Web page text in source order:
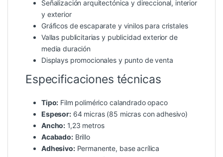
Señalización arquitectónica y direccional, interior
y exterior
Gráficos de escaparate y vinilos para cristales
Vallas publicitarias y publicidad exterior de
media duración
Displays promocionales y punto de venta
Especificaciones técnicas
Tipo: Film polimérico calandrado opaco
Espesor:64 micras (85 micras con adhesivo)
Ancho: 1,23 metros
Acabado:Brillo
Adhesivo:Permanente, base acrílica